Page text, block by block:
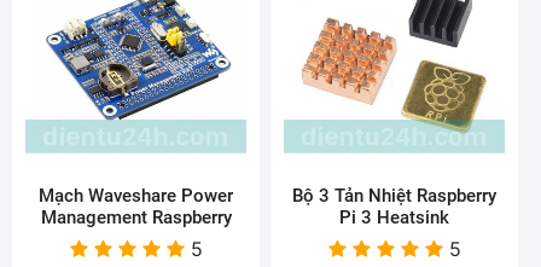
Mạch Waveshare Power
Management Raspberry
5
Bộ 3 Tản Nhiệt Raspberry
Pi 3 Heatsink
5